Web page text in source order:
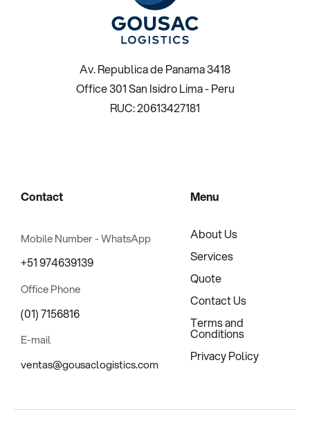
Av. Republica de Panama 3418
Office 301 San Isidro Lima - Peru
RUC: 20613427181 ​ ​
Contact
Mobile Number - WhatsApp
+51 974639139
Office Phone
(01) 7156816
E-mail
ventas@gousaclogistics.com ​ ​
Menu
About Us
Services
Quote
Contact Us
Terms and
Conditions
Privacy Policy